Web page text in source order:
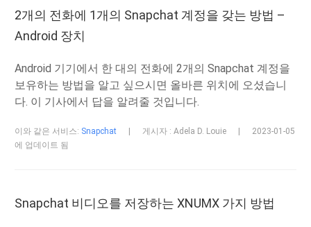
안드로이드 ROM
탈옥
업그레이드
겨울 왕국
2개의 전화에 1개의 Snapchat 계정을 갖는 방법 –
Android 장치
Android 기기에서 한 대의 전화에 2개의 Snapchat 계정을
보유하는 방법을 알고 싶으시면 올바른 위치에 오셨습니
다. 이 기사에서 답을 알려줄 것입니다.
이와 같은 서비스: Snapchat 게시자 : Adela D. Louie
2023-01-05
에 업데이트 됨
Snapchat 비디오를 저장하는 XNUMX 가지 방법